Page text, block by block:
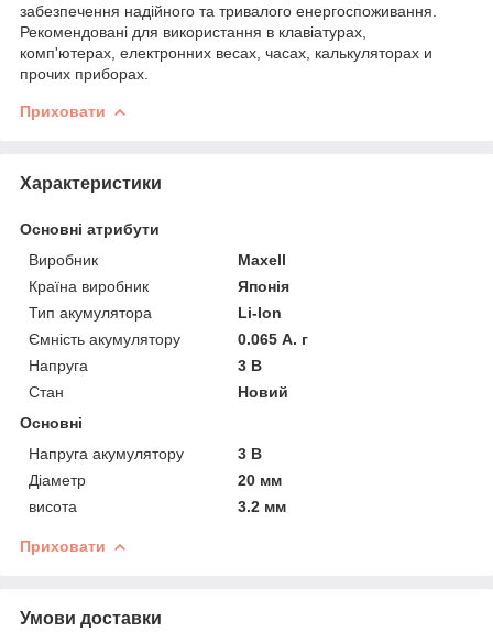
забезпечення надійного та тривалого енергоспоживання.
Рекомендовані для використання в клавіатурах,
комп'ютерах, електронних весах, часах, калькуляторах и
прочих приборах.
Приховати
Характеристики
Основні атрибути
Виробник
Maxell
Країна виробник
Японія
Тип акумулятора
Li-Ion
Ємність акумулятору
0.065 А. г
Напруга
3 В
Стан
Новий
Основні
Напруга акумулятору
3 В
Діаметр
20 мм
висота
3.2 мм
Приховати
Умови доставки